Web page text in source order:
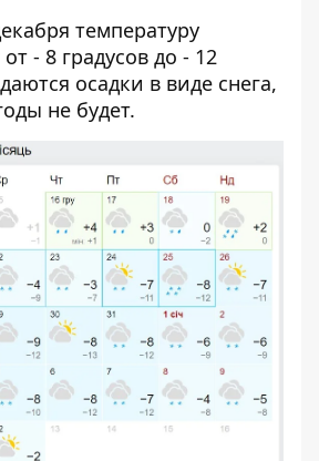
температуру
- 8 градусов до - 12
осадки в виде снега,
не будет.